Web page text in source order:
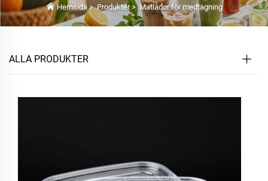
Hemsida>Produkter> Matlådor för medtagning
ALLA PRODUKTER